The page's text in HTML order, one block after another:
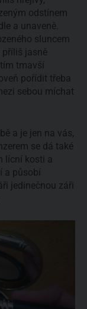
odstínem
a unaveně.
sluncem
příliš jasně
tmavší
pořídit třeba
sebou míchat
a je jen na vás,
se dá také
lícní kosti a
a působí
jedinečnou záři